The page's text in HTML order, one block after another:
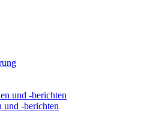
und -berichten
und -berichten